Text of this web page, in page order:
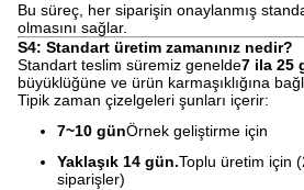
Bu süreç, her siparişin onaylanmış
olmasını sağlar.
S4: Standart üretim zamanınız nedir?
Standart teslim süremiz genelde7 ila 25
büyüklüğüne ve ürün karmaşıklığına
Tipik zaman çizelgeleri şunları içerir:
7~10 günÖrnek geliştirme için
Yaklaşık 14 gün.Toplu üretim için
siparişler)